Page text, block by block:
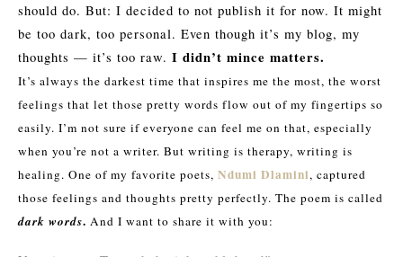
should do. But: I decided to not publish it for now. It might
be too dark, too personal. Even though it’s my blog, my
thoughts — it’s too raw. I didn’t mince matters.
It’s always the darkest time that inspires me the most, the worst
feelings that let those pretty words flow out of my fingertips so
easily. I’m not sure if everyone can feel me on that, especially
when you’re not a writer. But writing is therapy, writing is
healing. One of my favorite poets, Ndumi Dlamini, captured
those feelings and thoughts pretty perfectly. The poem is called
dark words. And I want to share it with you: